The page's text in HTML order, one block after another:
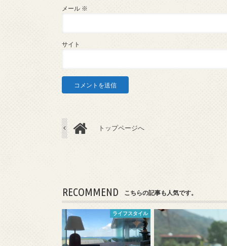
メール ※
サイト
トップページへ
RECOMMEND こちらの記事も人気です。
ライフスタイル